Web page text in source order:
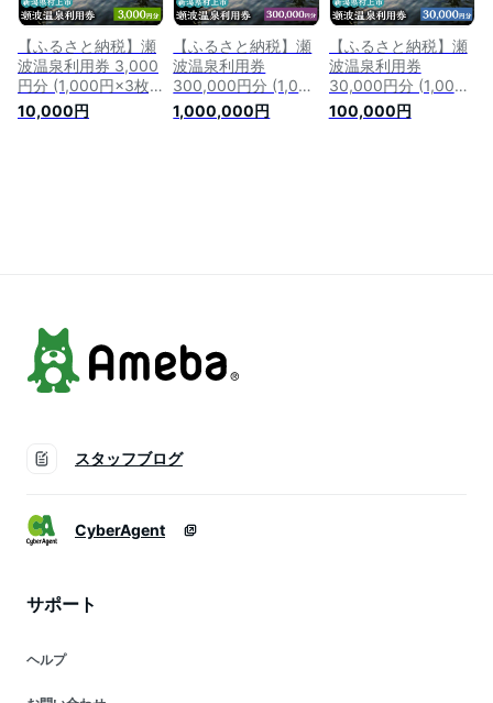
【ふるさと納税】瀬
波温泉利用券 3,000
円分 (1,000円×3枚)
温泉 温泉券 入浴券
チケット 観光 宿泊
10,000円
【ふるさと納税】瀬
波温泉利用券
300,000円分 (1,000
円×300枚) 温泉 温泉
券 入浴券 チケット
1,000,000円
【ふるさと納税】瀬
波温泉利用券
30,000円分 (1,000
円×30枚) 温泉 温泉
券 入浴券 チケット
100,000円
スタッフブログ
CyberAgent
サポート
ヘルプ